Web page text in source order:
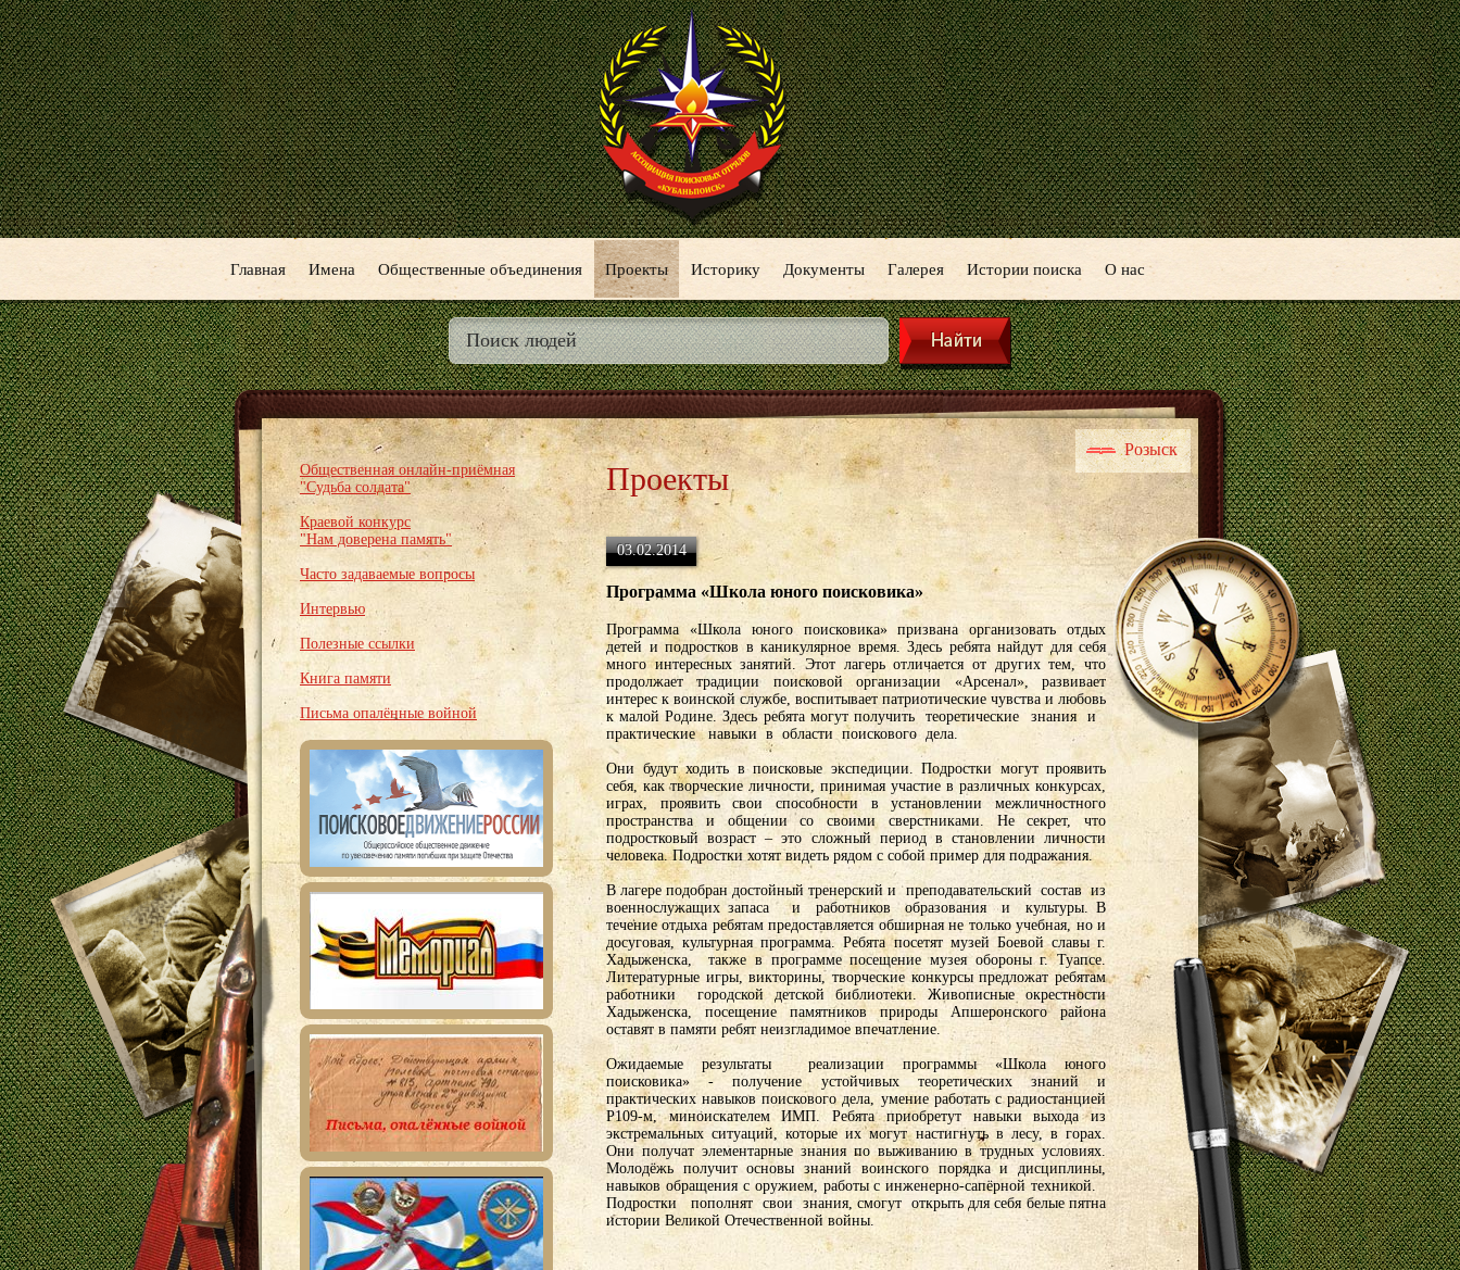
Главная Имена Общественные объединения Проекты Историку Документы Галерея Истории поиска О нас
Общественная онлайн-приёмная
"Судьба солдата"
Краевой конкурс
"Нам доверена память"
Часто задаваемые вопросы
Интервью
Полезные ссылки
Книга памяти
Письма опалённые войной
Розыск
Проекты
03.02.2014
Программа «Школа юного поисковика»
Программа «Школа юного поисковика» призвана организовать отдых
детей и подростков в каникулярное время. Здесь ребята найдут для себя
много интересных занятий. Этот лагерь отличается от других тем, что
продолжает традиции поисковой организации «Арсенал», развивает
интерес к воинской службе, воспитывает патриотические чувства и любовь
к малой Родине. Здесь ребята могут получить теоретические знания и
практические навыки в области поискового дела.
Они будут ходить в поисковые экспедиции. Подростки могут проявить
себя, как творческие личности, принимая участие в различных конкурсах,
играх, проявить свои способности в установлении межличностного
пространства и общении со своими сверстниками. Не секрет, что
подростковый возраст – это сложный период в становлении личности
человека. Подростки хотят видеть рядом с собой пример для подражания.
В лагере подобран достойный тренерский и преподавательский состав из
военнослужащих запаса и работников образования и культуры. В
течение отдыха ребятам предоставляется обширная не только учебная, но и
досуговая, культурная программа. Ребята посетят музей Боевой славы г.
Хадыженска, также в программе посещение музея обороны г. Туапсе.
Литературные игры, викторины, творческие конкурсы предложат ребятам
работники городской детской библиотеки. Живописные окрестности
Хадыженска, посещение памятников природы Апшеронского района
оставят в памяти ребят неизгладимое впечатление.
Ожидаемые результаты реализации программы «Школа юного
поисковика» - получение устойчивых теоретических знаний и
практических навыков поискового дела, умение работать с радиостанцией
Р109-м, миноискателем ИМП. Ребята приобретут навыки выхода из
экстремальных ситуаций, которые их могут настигнуть в лесу, в горах.
Они получат элементарные знания по выживанию в трудных условиях.
Молодёжь получит основы знаний воинского порядка и дисциплины,
навыков обращения с оружием, работы с инженерно-сапёрной техникой.
Подростки пополнят свои знания, смогут открыть для себя белые пятна
истории Великой Отечественной войны.